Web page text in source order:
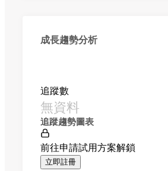
成長趨勢分析
追蹤數
無資料
追蹤趨勢圖表
前往申請試用方案解鎖
立即註冊